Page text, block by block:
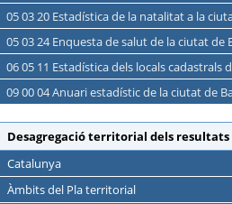
05 03 20 Estadística de la natalitat a la
05 03 24 Enquesta de salut de la ciutat de
06 05 11 Estadística dels locals
09 00 04 Anuari estadístic de la ciutat de
Desagregació territorial dels resultats
Catalunya
Àmbits del Pla territorial